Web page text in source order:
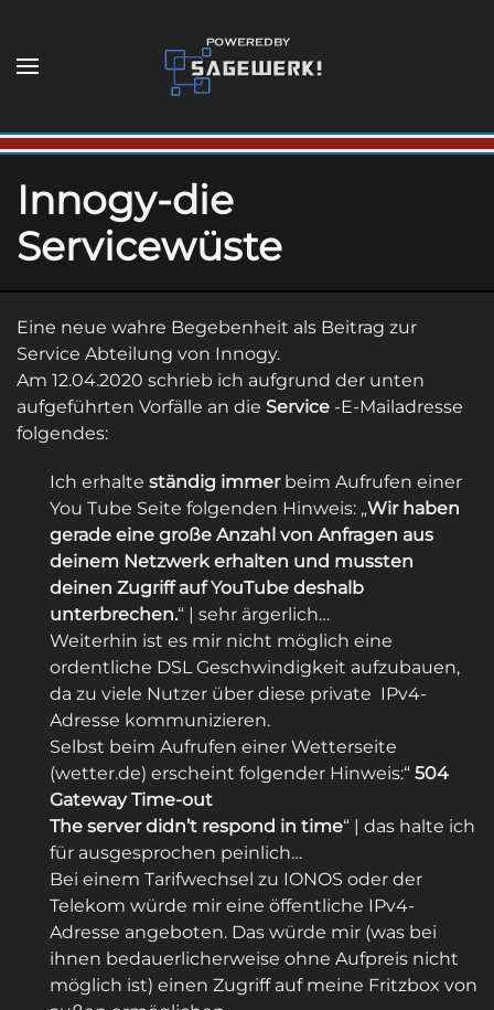
Zum Hauptinhalt springen
Innogy-die
Servicewüste
Eine neue wahre Begebenheit als Beitrag zur
Service Abteilung von Innogy.
Am 12.04.2020 schrieb ich aufgrund der unten
aufgeführten Vorfälle an die Service -E-Mailadresse
folgendes:
Ich erhalte ständig immerbeim Aufrufen einer
You Tube Seite folgenden Hinweis: „Wir haben
gerade eine große Anzahl von Anfragen aus
deinem Netzwerk erhalten und mussten
deinen Zugriff auf YouTube deshalb
unterbrechen.“ | sehr ärgerlich…
Weiterhin ist es mir nicht möglich eine
ordentliche DSL Geschwindigkeit aufzubauen,
da zu viele Nutzer über diese private IPv4-
Adresse kommunizieren.
Selbst beim Aufrufen einer Wetterseite
(wetter.de) erscheint folgender Hinweis:“ 504
Gateway Time-out
The server didn’t respond in time“ | das halte ich
für ausgesprochen peinlich…
Bei einem Tarifwechsel zu IONOS oder der
Telekom würde mir eine öffentliche IPv4-
Adresse angeboten. Das würde mir (was bei
ihnen bedauerlicherweise ohne Aufpreis nicht
möglich ist) einen Zugriff auf meine Fritzbox von